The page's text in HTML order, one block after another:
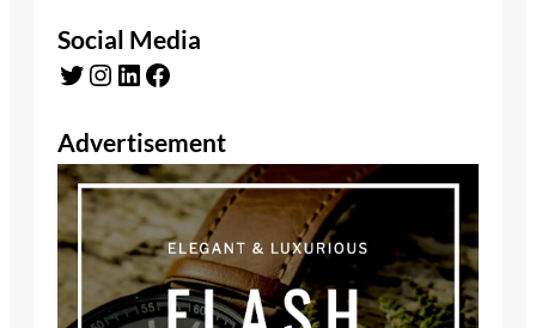
Social Media
Twitter Instagram LinkedIn Facebook
Advertisement